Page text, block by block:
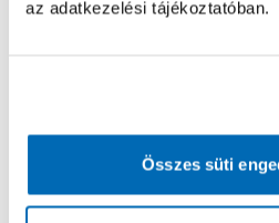
az adatkezelési tájékoztatóban.
Összes süti